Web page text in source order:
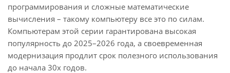
программирования и сложные математические
вычисления – такому компьютеру все это по силам.
Компьютерам этой серии гарантирована высокая
популярность до 2025–2026 года, а своевременная
модернизация продлит срок полезного использования
до начала 30х годов.